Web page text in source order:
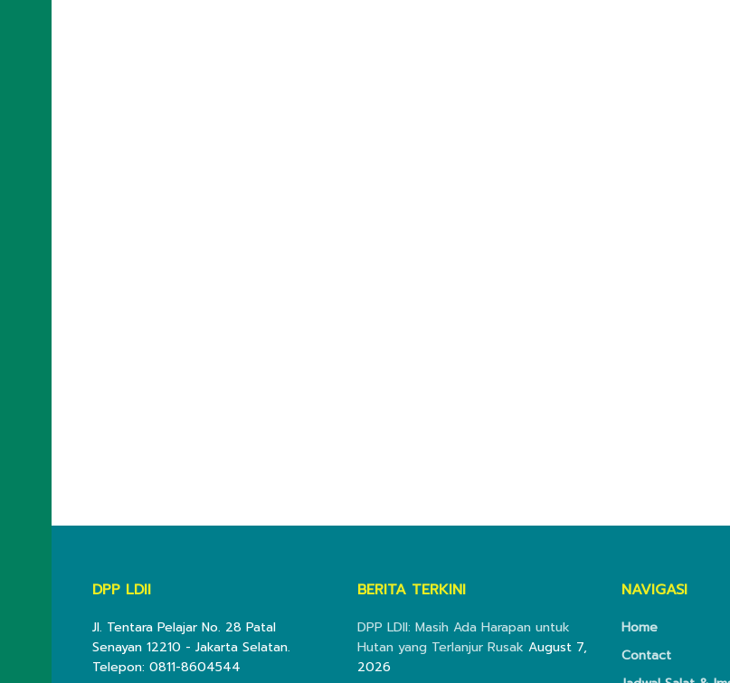
DPP LDII
Jl. Tentara Pelajar No. 28 Patal
Senayan 12210 - Jakarta Selatan.
Telepon: 0811-8604544
BERITA TERKINI
DPP LDII: Masih Ada Harapan untuk
Hutan yang Terlanjur Rusak August 7,
2026
NAVIGASI
Home
Contact